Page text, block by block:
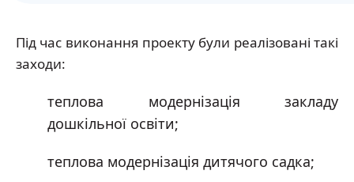
Під час виконання проекту були реалізовані такі
заходи:
теплова модернізація закладу
дошкільної освіти;
теплова модернізація дитячого садка;